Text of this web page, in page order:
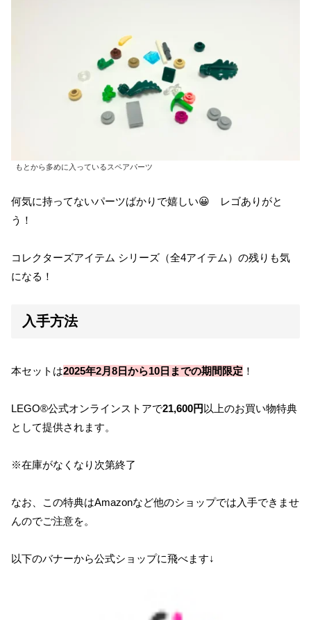
もとから多めに入っているスペアパーツ
何気に持ってないパーツばかりで嬉しい😀 レゴありがと
う！
コレクターズアイテム シリーズ（全4アイテム）の残りも気
になる！
入手方法
本セットは2025年2月8日から10日までの期間限定 ！
LEGO®公式オンラインストアで21,600円 以上のお買い物特典
として提供されます。
※在庫がなくなり次第終了
なお、この特典はAmazonなど他のショップでは入手できませ
んのでご注意を。
以下のバナーから公式ショップに飛べます↓